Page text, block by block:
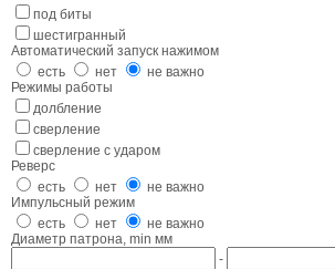
под биты
шестигранный
Автоматический запуск нажимом
есть
нет
не важно
Режимы работы
долбление
сверление
сверление с ударом
Реверс
есть
нет
не важно
Импульсный режим
есть
нет
не важно
Диаметр патрона, min мм
-